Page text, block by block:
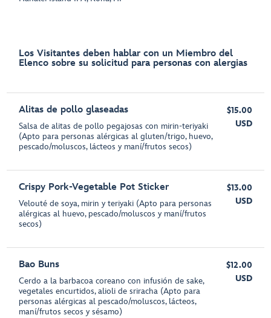
Los Visitantes deben hablar con un Miembro del
Elenco sobre su solicitud para personas con alergias
Alitas de pollo glaseadas
Salsa de alitas de pollo pegajosas con mirin-teriyaki
(Apto para personas alérgicas al gluten/trigo, huevo,
pescado/moluscos, lácteos y maní/frutos secos)
$15.00
USD
Crispy Pork-Vegetable Pot Sticker
Velouté de soya, mirin y teriyaki (Apto para personas
alérgicas al huevo, pescado/moluscos y maní/frutos
secos)
$13.00
USD
Bao Buns
Cerdo a la barbacoa coreano con infusión de sake,
vegetales encurtidos, alioli de sriracha (Apto para
personas alérgicas al pescado/moluscos, lácteos,
maní/frutos secos y sésamo)
$12.00
USD